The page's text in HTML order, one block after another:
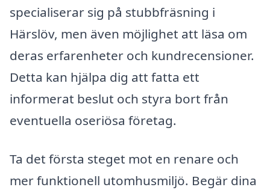
specialiserar sig på stubbfräsning i
Härslöv, men även möjlighet att läsa om
deras erfarenheter och kundrecensioner.
Detta kan hjälpa dig att fatta ett
informerat beslut och styra bort från
eventuella oseriösa företag.
Ta det första steget mot en renare och
mer funktionell utomhusmiljö. Begär dina